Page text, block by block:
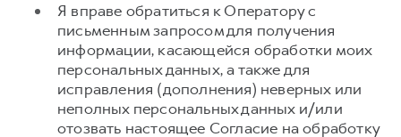
Я вправе обратиться к Оператору с
письменным запросом для получения
информации, касающейся обработки моих
персональных данных, а также для
исправления (дополнения) неверных или
неполных персональных данных и/или
отозвать настоящее Согласие на обработку